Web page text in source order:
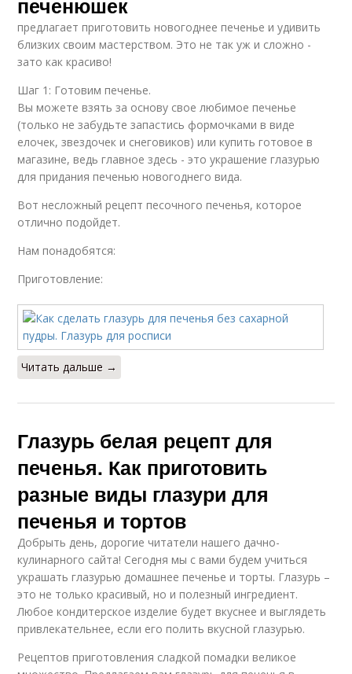
Рецепт для глазури
новогоднего печенья
Печения с глазурью Сахарное печение
имбирного печенья
предлагает приготовить новогоднее печенье и удивить
близких своим мастерством. Это не так уж и сложно -
зато как красиво!
Шаг 1: Готовим печенье.
Вы можете взять за основу свое любимое печенье
(только не забудьте запастись формочками в виде
елочек, звездочек и снеговиков) или купить готовое в
магазине, ведь главное здесь - это украшение глазурью
для придания печенью новогоднего вида.
Вот несложный рецепт песочного печенья, которое
отлично подойдет.
Нам понадобятся:
Приготовление:
Читать дальше →
Глазурь белая рецепт для
печенья. Как приготовить
разные виды глазури для
печенья и тортов
Добрыть день, дорогие читатели нашего дачно-
кулинарного сайта! Сегодня мы с вами будем учиться
украшать глазурью домашнее печенье и торты. Глазурь –
это не только красивый, но и полезный ингредиент.
Любое кондитерское изделие будет вкуснее и выглядеть
привлекательнее, если его полить вкусной глазурью.
Рецептов приготовления сладкой помадки великое